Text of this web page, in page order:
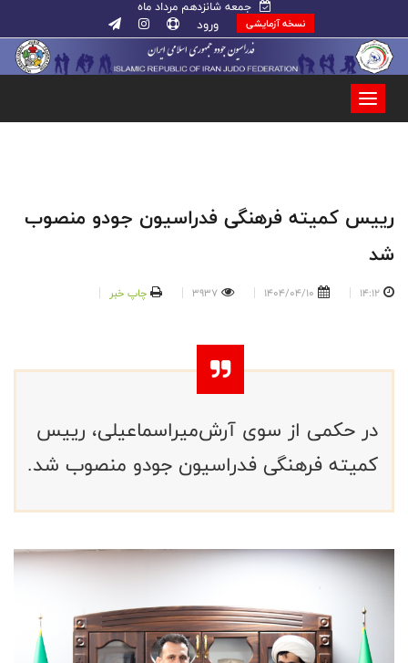
جمعه شانزدهم مرداد ماه
نسخه آزمایشی ورود
رییس کمیته فرهنگی فدراسیون جودو منصوب
شد
14:12
1404/04/10
3937 چاپ خبر
در حکمی از سوی آرش‌میراسماعیلی، رییس
کمیته فرهنگی فدراسیون جودو منصوب شد.